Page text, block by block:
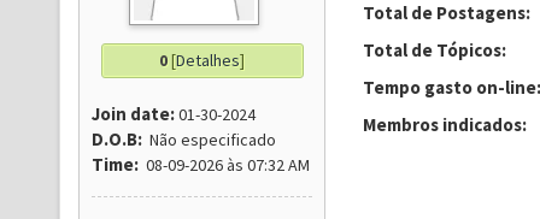
0[Detalhes]
Join date:01-30-2024
D.O.B: Não especificado
Time: 08-09-2026 às 07:32 AM
Total de Postagens:
Total de Tópicos:
Tempo gasto on-line:
Membros indicados: